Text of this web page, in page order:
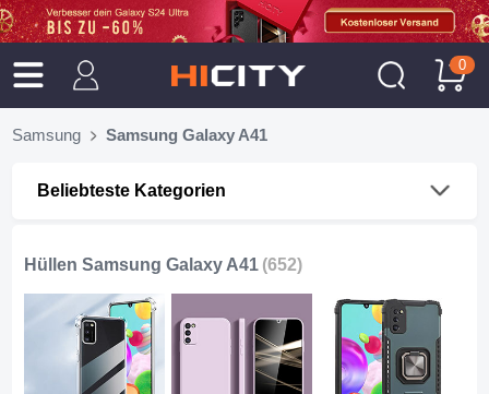
0
Samsung Samsung Galaxy A41
Beliebteste Kategorien
Hüllen Samsung Galaxy A41 (652)